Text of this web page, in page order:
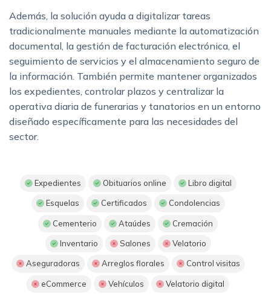
Además, la solución ayuda a digitalizar tareas
tradicionalmente manuales mediante la automatización
documental, la gestión de facturación electrónica, el
seguimiento de servicios y el almacenamiento seguro de
la información. También permite mantener organizados
los expedientes, controlar plazos y centralizar la
operativa diaria de funerarias y tanatorios en un entorno
diseñado específicamente para las necesidades del
sector.
Expedientes Obituarios online Libro digital
Esquelas Certificados Condolencias
Cementerio Ataúdes Cremación
Inventario Salones Velatorio
Aseguradoras Arreglos florales Control visitas
eCommerce Vehículos Velatorio digital